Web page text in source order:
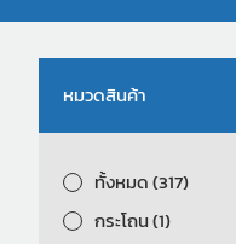
หมวดสินค้า
ทั้งหมด (317)
กระโถน (1)